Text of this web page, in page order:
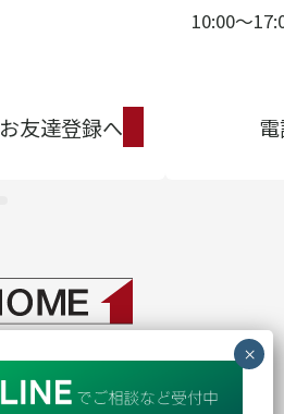
お友達登録へ
10:00〜